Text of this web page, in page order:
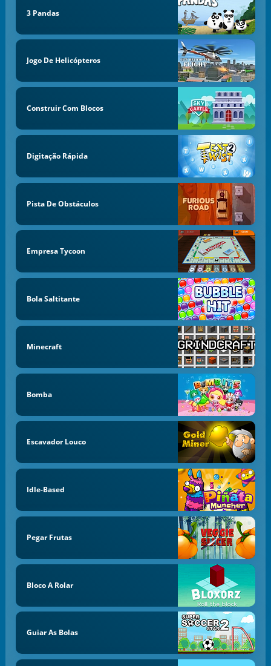
3 Pandas
Jogo De Helicópteros
Construir Com Blocos
Digitação Rápida
Pista De Obstáculos
Empresa Tycoon
Bola Saltitante
Minecraft
Bomba
Escavador Louco
Idle-Based
Pegar Frutas
Bloco A Rolar
Guiar As Bolas